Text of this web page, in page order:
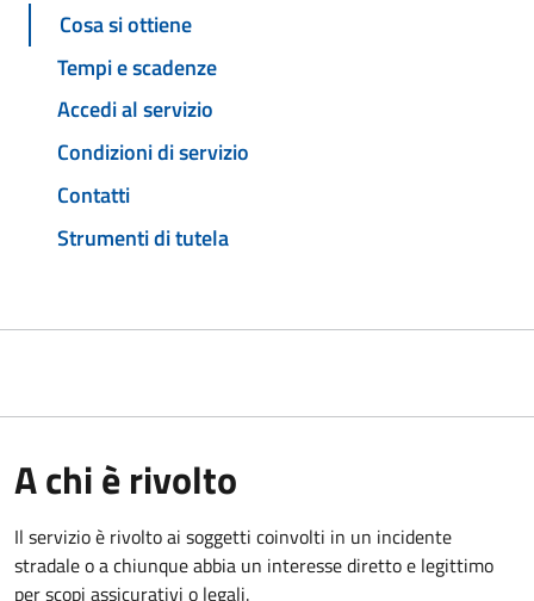
Cosa si ottiene
Tempi e scadenze
Accedi al servizio
Condizioni di servizio
Contatti
Strumenti di tutela
A chi è rivolto
Il servizio è rivolto ai soggetti coinvolti in un incidente
stradale o a chiunque abbia un interesse diretto e legittimo
per scopi assicurativi o legali.